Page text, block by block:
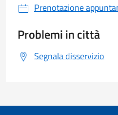
Prenotazione
Problemi in città
Segnala disservizio